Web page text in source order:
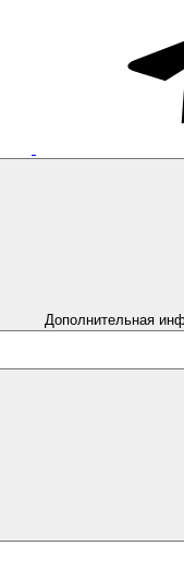
Дополнительная